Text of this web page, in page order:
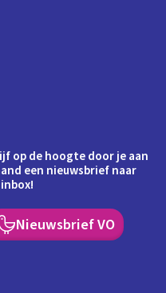
op de hoogte door je aan
een nieuwsbrief naar
Nieuwsbrief VO